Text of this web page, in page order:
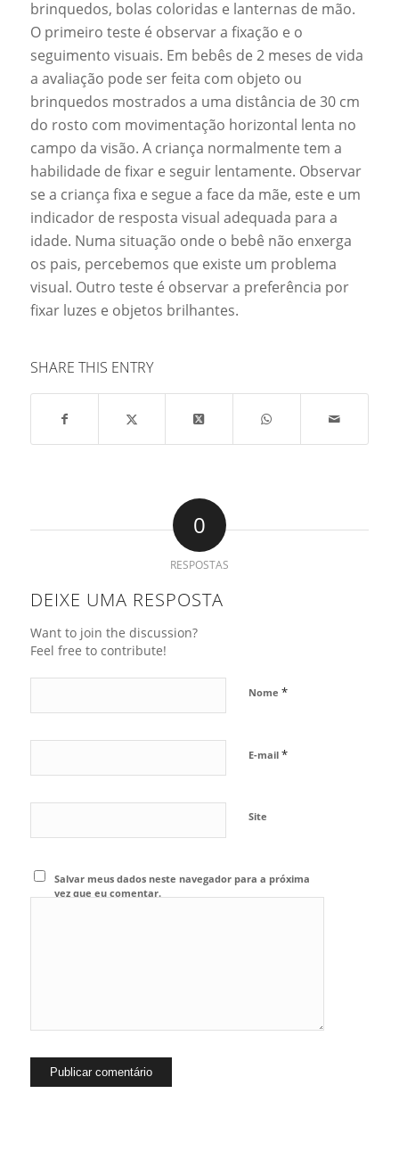
brinquedos, bolas coloridas e lanternas de mão.
O primeiro teste é observar a fixação e o
seguimento visuais. Em bebês de 2 meses de vida
a avaliação pode ser feita com objeto ou
brinquedos mostrados a uma distância de 30 cm
do rosto com movimentação horizontal lenta no
campo da visão. A criança normalmente tem a
habilidade de fixar e seguir lentamente. Observar
se a criança fixa e segue a face da mãe, este e um
indicador de resposta visual adequada para a
idade. Numa situação onde o bebê não enxerga
os pais, percebemos que existe um problema
visual. Outro teste é observar a preferência por
fixar luzes e objetos brilhantes.
SHARE THIS ENTRY
0
RESPOSTAS
DEIXE UMA RESPOSTA
Want to join the discussion?
Feel free to contribute!
Nome *
E-mail *
Site
Salvar meus dados neste navegador para a próxima
vez que eu comentar.